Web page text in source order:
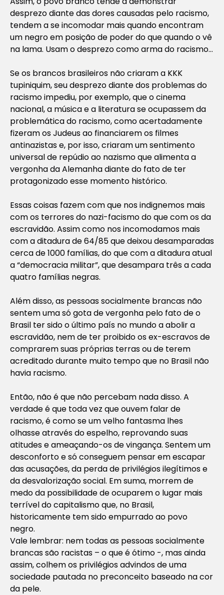
desprezo diante das dores causadas pelo racismo,
tendem a se incomodar mais quando encontram
um negro em posição de poder do que quando o vê
na lama. Usam o desprezo como arma do racismo…
Se os brancos brasileiros não criaram a KKK
tupiniquim, seu desprezo diante dos problemas do
racismo impediu, por exemplo, que o cinema
nacional, a música e a literatura se ocupassem da
problemática do racismo, como acertadamente
fizeram os Judeus ao financiarem os filmes
antinazistas e, por isso, criaram um sentimento
universal de repúdio ao nazismo que alimenta a
vergonha da Alemanha diante do fato de ter
protagonizado esse momento histórico.
Essas coisas fazem com que nos indignemos mais
com os terrores do nazi-facismo do que com os da
escravidão. Assim como nos incomodamos mais
com a ditadura de 64/85 que deixou desamparadas
cerca de 1000 famílias, do que com a ditadura atual
a “democracia militar”, que desampara três a cada
quatro famílias negras.
Além disso, as pessoas socialmente brancas não
sentem uma só gota de vergonha pelo fato de o
Brasil ter sido o último país no mundo a abolir a
escravidão, nem de ter proibido os ex-escravos de
comprarem suas próprias terras ou de terem
acreditado durante muito tempo que no Brasil não
havia racismo.
Então, não é que não percebam nada disso. A
verdade é que toda vez que ouvem falar de
racismo, é como se um velho fantasma lhes
olhasse através do espelho, reprovando suas
atitudes e ameaçando-os de vingança. Sentem um
desconforto e só conseguem pensar em escapar
das acusações, da perda de privilégios ilegítimos e
da desvalorização social. Em suma, morrem de
medo da possibilidade de ocuparem o lugar mais
terrível do capitalismo que, no Brasil,
historicamente tem sido empurrado ao povo
negro.
Vale lembrar: nem todas as pessoas socialmente
brancas são racistas – o que é ótimo -, mas ainda
assim, colhem os privilégios advindos de uma
sociedade pautada no preconceito baseado na cor
da pele.